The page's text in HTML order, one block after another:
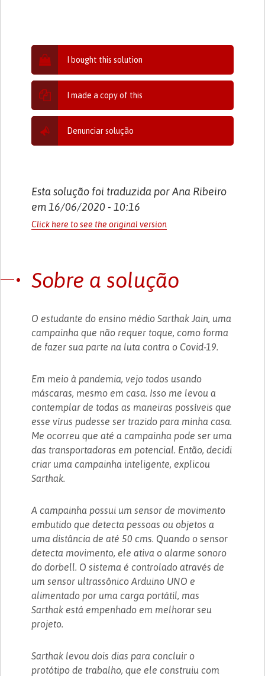
I bought this solution
I made a copy of this
Denunciar solução
Esta solução foi traduzida por Ana Ribeiro
em 16/06/2020 - 10:16
Click here to see the original version
Sobre a solução
O estudante do ensino médio Sarthak Jain, uma
campainha que não requer toque, como forma
de fazer sua parte na luta contra o Covid-19.
Em meio à pandemia, vejo todos usando
máscaras, mesmo em casa. Isso me levou a
contemplar de todas as maneiras possíveis que
esse vírus pudesse ser trazido para minha casa.
Me ocorreu que até a campainha pode ser uma
das transportadoras em potencial. Então, decidi
criar uma campainha inteligente, explicou
Sarthak.
A campainha possui um sensor de movimento
embutido que detecta pessoas ou objetos a
uma distância de até 50 cms. Quando o sensor
detecta movimento, ele ativa o alarme sonoro
do dorbell. O sistema é controlado através de
um sensor ultrassônico Arduino UNO e
alimentado por uma carga portátil, mas
Sarthak está empenhado em melhorar seu
projeto.
Sarthak levou dois dias para concluir o
protótipo de trabalho, que ele construiu com